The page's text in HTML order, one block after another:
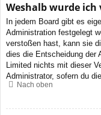
Weshalb wurde
In jedem Board gibt es
Administration festgelegt
verstoßen hast, kann sie
dies die Entscheidung der
Limited nichts mit dieser
Administrator, sofern du
Nach oben